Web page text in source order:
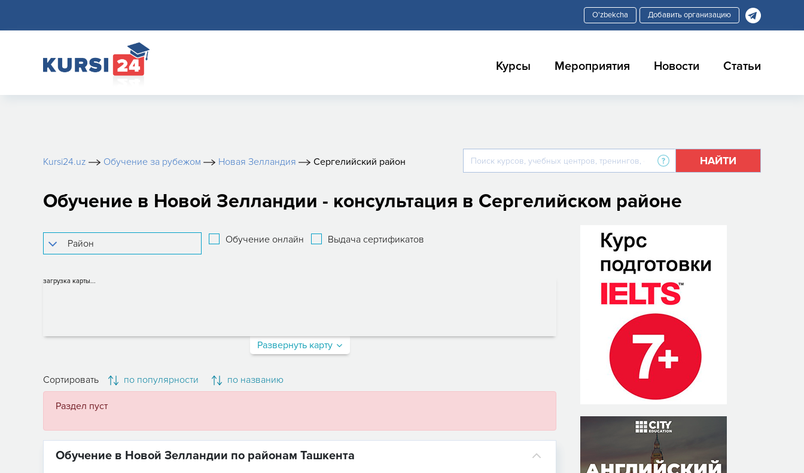
Добавить организацию
Курсы Мероприятия Новости Статьи
Kursi24.uz Обучение за рубежом Новая Зелландия Сергелийский район НАЙТИ
Обучение в Новой Зелландии - консультация в Сергелийском районе
Обучение онлайн Выдача сертификатов
загрузка карты...
Развернуть карту
Сортировать по популярности по названию
Раздел пуст
Обучение в Новой Зелландии по районам Ташкента